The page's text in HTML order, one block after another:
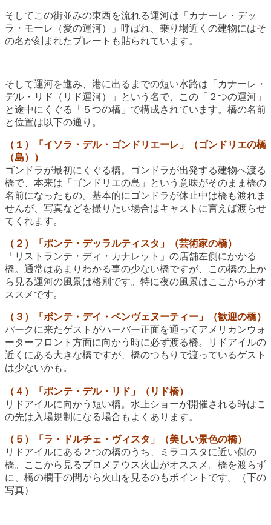
そしてこの街並みの東西を流れる運河は「カナーレ・デッ
ラ・モーレ（愛の運河）」呼ばれ、乗り場近くの建物にはそ
の名が刻まれたプレートも貼られています。
そして運河を進み、港に出るまでの短い水路は「カナーレ・
デル・リド（リド運河）」という名で、この「２つの運河」
と途中にくぐる「５つの橋」で構成されています。橋の名前
と位置は以下の通り。
（１）「イソラ・デル・ゴンドリエーレ」（ゴンドリエの橋
（島））
ゴンドラが最初にくぐる橋。ゴンドラが出発する建物へ渡る
橋で、本来は「ゴンドリエの島」という意味がそのまま橋の
名前になったもの。基本的にゴンドラが休止中は橋も渡れま
せんが、写真などを撮りたい場合はキャストに言えば渡らせ
てくれます。
（２）「ポンテ・デッラルティスタ」（芸術家の橋）
「リストランテ・ディ・カナレット」の店舗左側にかかる
橋。通常はあまりわかる事の少ない橋ですが、この橋の上か
ら見る運河の風景は格別です。特に夜の風景はここからがオ
ススメです。
（３）「ポンテ・デイ・ベンヴェヌーティー」（歓迎の橋）
パークに来たゲストがハーバー正面を通ってアメリカンウォ
ーターフロント方面に向かう時に必ず渡る橋。リドアイルの
近くにある大きな橋ですが、橋のつもりで渡っているゲスト
は少ないかも。
（４）「ポンテ・デル・リド」（リド橋）
リドアイルに向かう短い橋。水上ショーが開催される時はこ
の先は入場規制になる場合もよくあります。
（５）「ラ・ドルチェ・ヴィスタ」（美しい景色の橋）
リドアイルにある２つの橋のうち、ミラコスタに近い側の
橋。ここから見るプロメテウス火山がオススメ。橋を渡らず
に、橋の欄干の間から火山を見るのもポイントです。（下の
写真）